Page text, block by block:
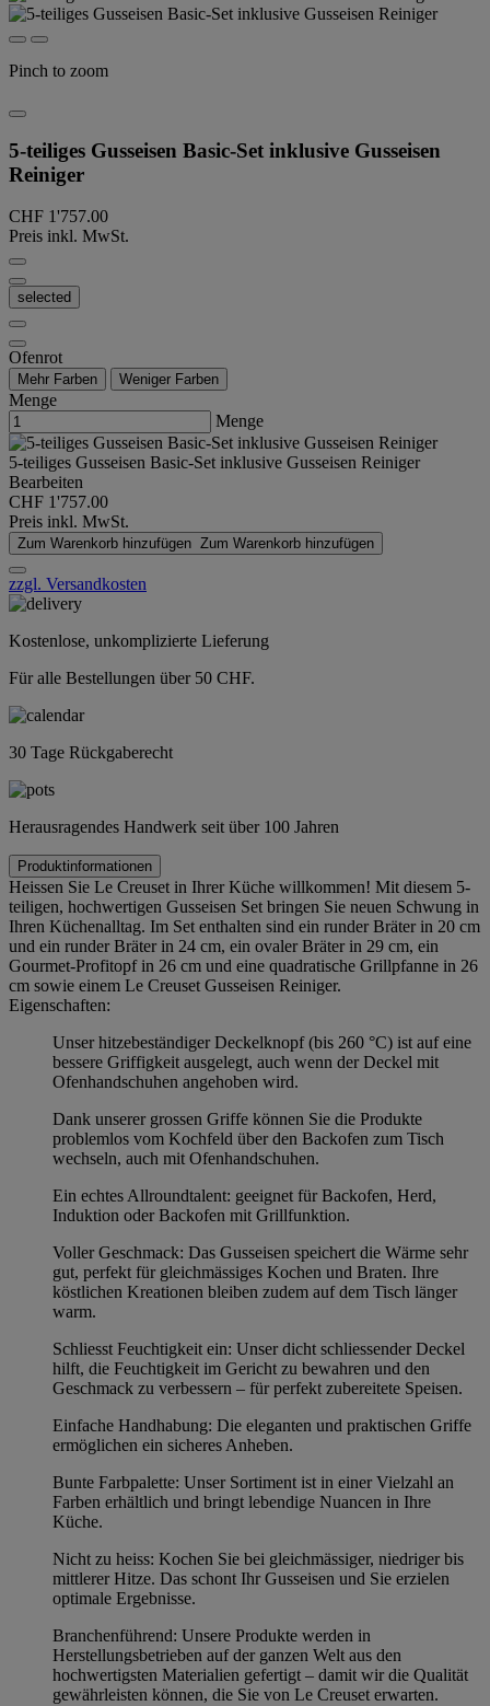
Pinch to zoom
5-teiliges Gusseisen Basic-Set inklusive Gusseisen
Reiniger
CHF 1'757.00
Preis inkl. MwSt.
selected
Ofenrot
Mehr Farben Weniger Farben
Menge
Menge
5-teiliges Gusseisen Basic-Set inklusive Gusseisen Reiniger
Bearbeiten
CHF 1'757.00
Preis inkl. MwSt.
Zum Warenkorb hinzufügen Zum Warenkorb hinzufügen
zzgl. Versandkosten
Kostenlose, unkomplizierte Lieferung
Für alle Bestellungen über 50 CHF.
30 Tage Rückgaberecht
Herausragendes Handwerk seit über 100 Jahren
Produktinformationen
Heissen Sie Le Creuset in Ihrer Küche willkommen! Mit diesem 5-
teiligen, hochwertigen Gusseisen Set bringen Sie neuen Schwung in
Ihren Küchenalltag. Im Set enthalten sind ein runder Bräter in 20 cm
und ein runder Bräter in 24 cm, ein ovaler Bräter in 29 cm, ein
Gourmet-Profitopf in 26 cm und eine quadratische Grillpfanne in 26
cm sowie einem Le Creuset Gusseisen Reiniger.
Eigenschaften:
Unser hitzebeständiger Deckelknopf (bis 260 °C) ist auf eine
bessere Griffigkeit ausgelegt, auch wenn der Deckel mit
Ofenhandschuhen angehoben wird.
Dank unserer grossen Griffe können Sie die Produkte
problemlos vom Kochfeld über den Backofen zum Tisch
wechseln, auch mit Ofenhandschuhen.
Ein echtes Allroundtalent: geeignet für Backofen, Herd,
Induktion oder Backofen mit Grillfunktion.
Voller Geschmack: Das Gusseisen speichert die Wärme sehr
gut, perfekt für gleichmässiges Kochen und Braten. Ihre
köstlichen Kreationen bleiben zudem auf dem Tisch länger
warm.
Schliesst Feuchtigkeit ein: Unser dicht schliessender Deckel
hilft, die Feuchtigkeit im Gericht zu bewahren und den
Geschmack zu verbessern – für perfekt zubereitete Speisen.
Einfache Handhabung: Die eleganten und praktischen Griffe
ermöglichen ein sicheres Anheben.
Bunte Farbpalette: Unser Sortiment ist in einer Vielzahl an
Farben erhältlich und bringt lebendige Nuancen in Ihre
Küche.
Nicht zu heiss: Kochen Sie bei gleichmässiger, niedriger bis
mittlerer Hitze. Das schont Ihr Gusseisen und Sie erzielen
optimale Ergebnisse.
Branchenführend: Unsere Produkte werden in
Herstellungsbetrieben auf der ganzen Welt aus den
hochwertigsten Materialien gefertigt – damit wir die Qualität
gewährleisten können, die Sie von Le Creuset erwarten.